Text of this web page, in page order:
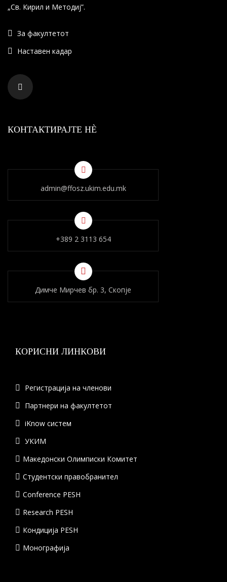
„Св. Кирил и Методиј”.
За факултетот
Наставен кадар
КОНТАКТИРАЈТЕ НÈ
admin@ffosz.ukim.edu.mk
+389 2 3113 654
Димче Мирчев бр. 3, Скопје
КОРИСНИ ЛИНКОВИ
Регистрација на членови
Партнери на факултетот
iKnow систем
УКИМ
Македонски Олимписки Комитет
Студентски правобранител
Conference PESH
Research PESH
Кондиција PESH
Монографија